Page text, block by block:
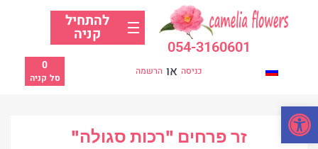
054-3160601
להתחיל
קניה
כניסה או הרשמה
סל קניה
0
זר פרחים "רכות סגולה"
פתח סרגל נגישות